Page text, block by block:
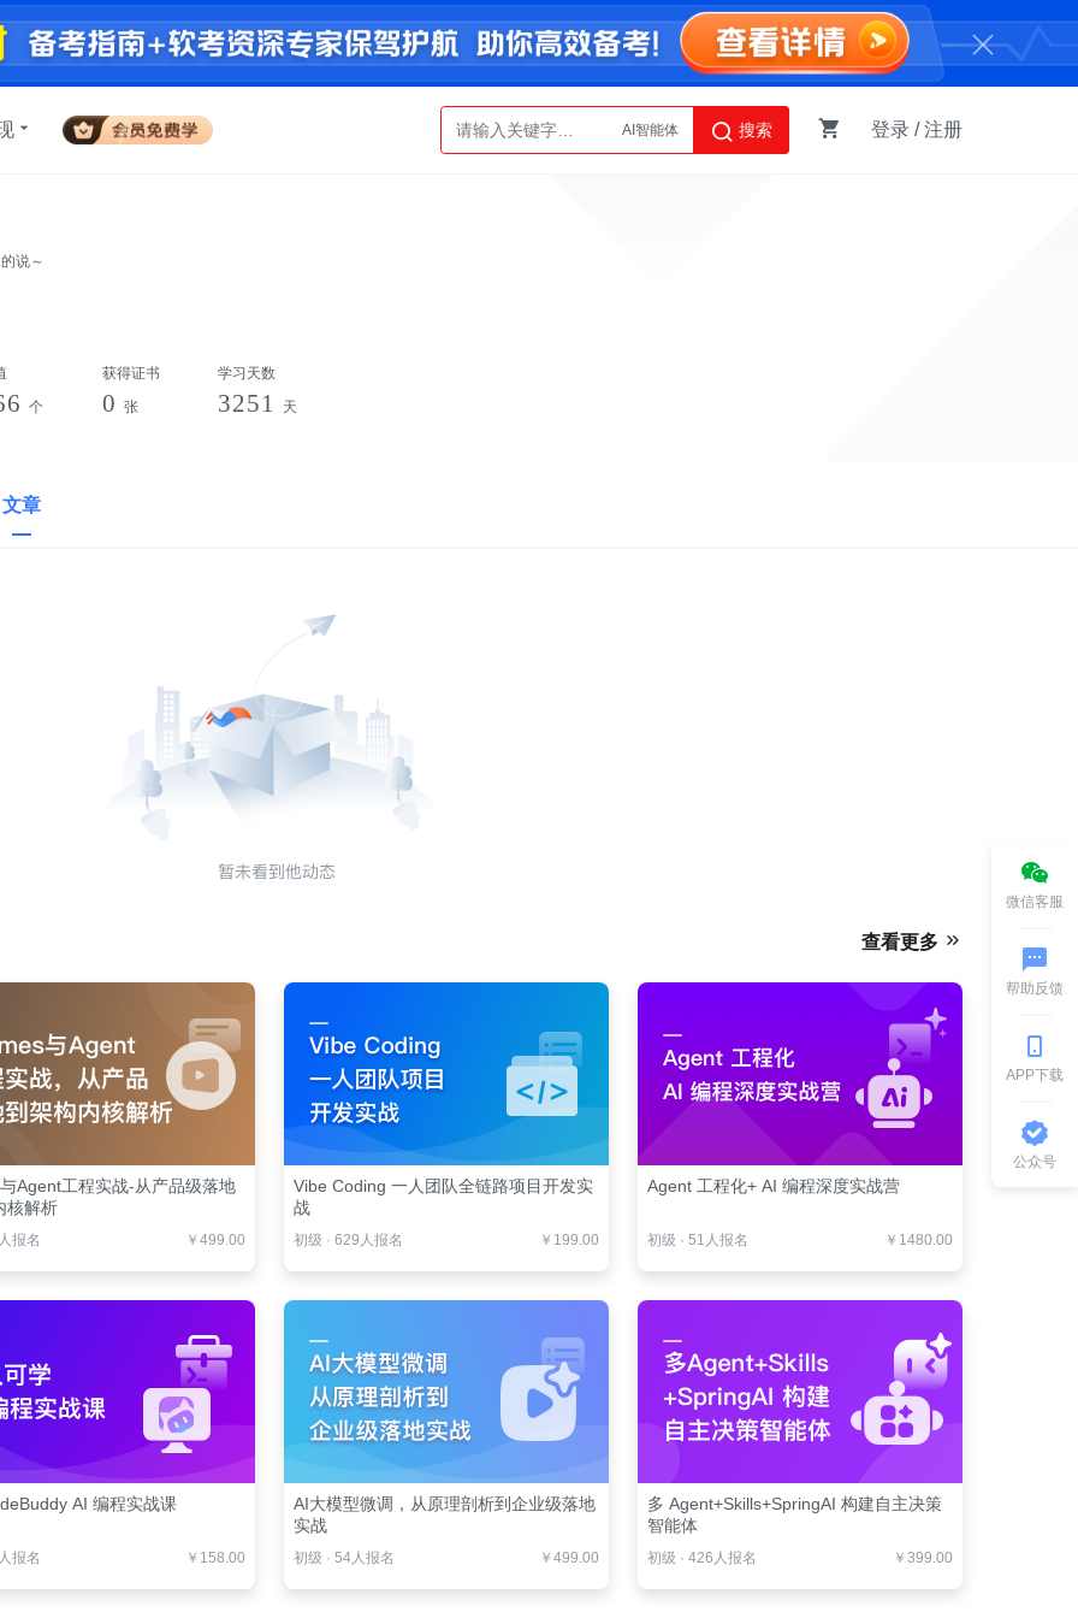
AI智能体
Python
搜索 登录 /注册
说～
个
获得证书
0 张
学习天数
3251 天
文章
查看更多
Agent工程实战-从产品级落地
核解析
报名 ￥499.00
Vibe Coding 一人团队全链路项目开发实
战
初级 · 629人报名 ￥199.00
Agent 工程化+ AI 编程深度实战营
初级 · 51人报名 ￥1480.00
AI 编程实战课
报名 ￥158.00
AI大模型微调，从原理剖析到企业级落地
实战
初级 · 54人报名 ￥499.00
多 Agent+Skills+SpringAI 构建自主决策
智能体
初级 · 426人报名 ￥399.00
微信客服
帮助反馈
APP下载
公众号